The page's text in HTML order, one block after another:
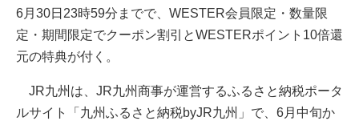
6月30日23時59分までで、WESTER会員限定・数量限
定・期間限定でクーポン割引とWESTERポイント10倍還
元の特典が付く。
JR九州は、JR九州商事が運営するふるさと納税ポータ
ルサイト「九州ふるさと納税byJR九州」で、6月中旬か